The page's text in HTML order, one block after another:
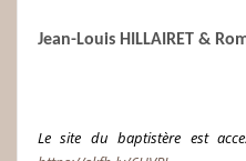
Jean-Louis HILLAIRET &
Le site du baptistère est